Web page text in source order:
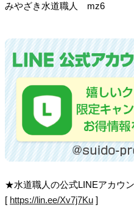
みやざき水道職人 mz6
★水道職人の公式LINEアカウ
[ https://lin.ee/Xv7j7Ku ]